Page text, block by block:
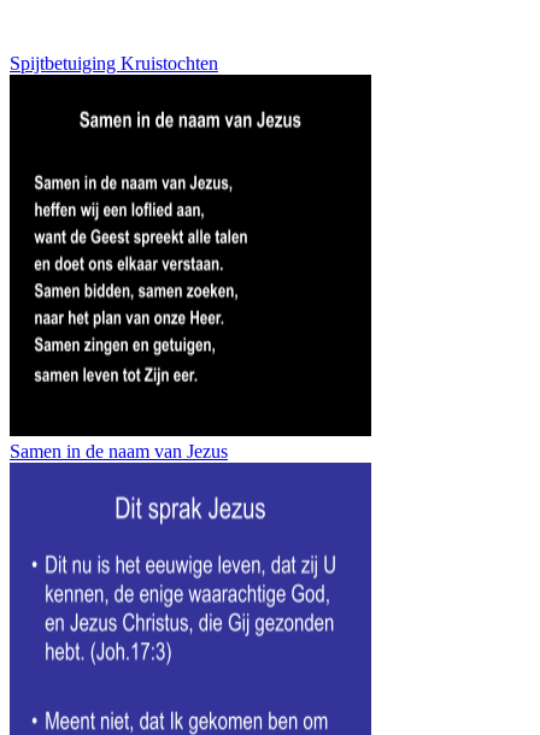
Spijtbetuiging Kruistochten
Samen in de naam van Jezus